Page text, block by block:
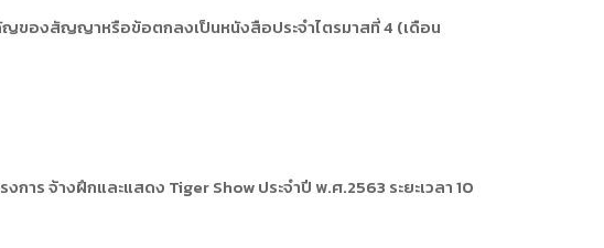
ญของสัญญาหรือข้อตกลงเป็นหนังสือประจำไตรมาสที่ 4 (เดือน
ร จ้างฝึกและแสดง Tiger Show ประจำปี พ.ศ.2563 ระยะเวลา 10